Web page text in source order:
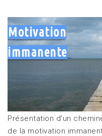
Motivation
immanente
Présentation d'un
de la motivation